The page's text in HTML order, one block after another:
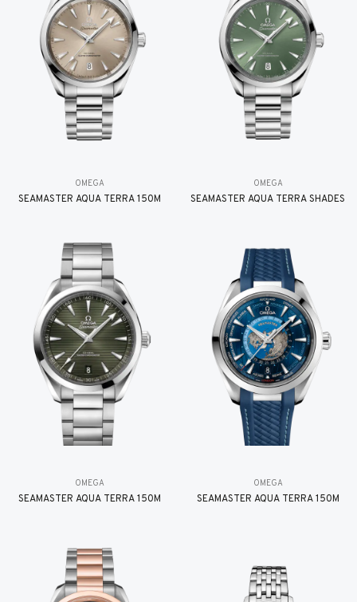
OMEGA
SEAMASTER AQUA TERRA 150M
OMEGA
SEAMASTER AQUA TERRA SHADES
OMEGA
SEAMASTER AQUA TERRA 150M
OMEGA
SEAMASTER AQUA TERRA 150M